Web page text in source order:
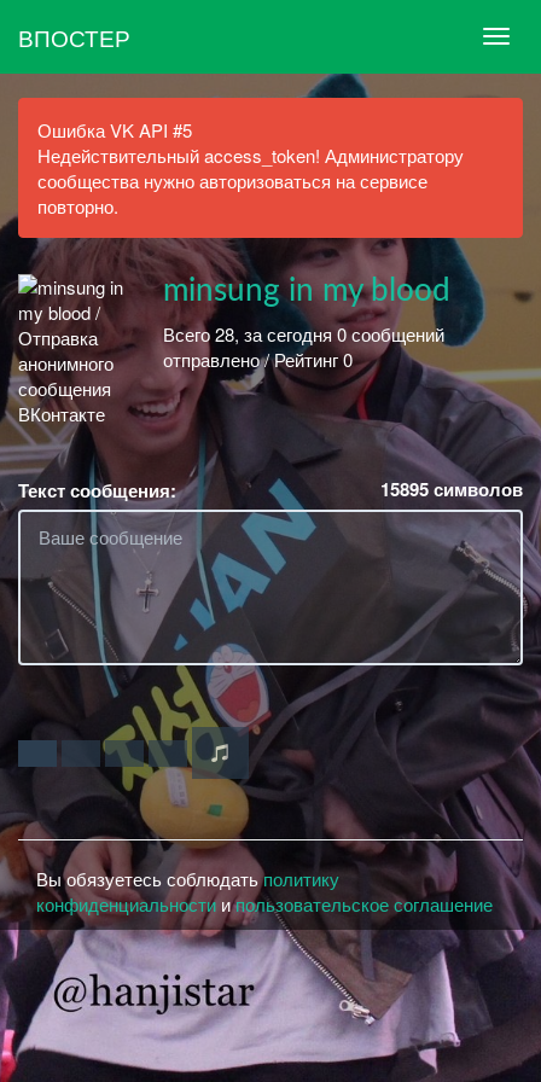
ВПОСТЕР
Ошибка VK API #5
Недействительный access_token! Администратору
сообщества нужно авторизоваться на сервисе
повторно.
minsung in my blood
Всего 28, за сегодня 0 сообщений
отправлено / Рейтинг 0
Текст сообщения: 15895символов
Вы обязуетесь соблюдатьполитику
конфиденциальностиипользовательское соглашение